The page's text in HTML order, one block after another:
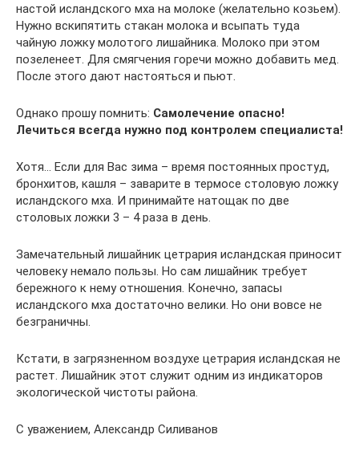
настой исландского мха на молоке (желательно козьем).
Нужно вскипятить стакан молока и всыпать туда
чайную ложку молотого лишайника. Молоко при этом
позеленеет. Для смягчения горечи можно добавить мед.
После этого дают настояться и пьют.
Однако прошу помнить: Самолечение опасно!
Лечиться всегда нужно под контролем специалиста!
Хотя… Если для Вас зима – время постоянных простуд,
бронхитов, кашля – заварите в термосе столовую ложку
исландского мха. И принимайте натощак по две
столовых ложки 3 – 4 раза в день.
Замечательный лишайник цетрария исландская приносит
человеку немало пользы. Но сам лишайник требует
бережного к нему отношения. Конечно, запасы
исландского мха достаточно велики. Но они вовсе не
безграничны.
Кстати, в загрязненном воздухе цетрария исландская не
растет. Лишайник этот служит одним из индикаторов
экологической чистоты района.
С уважением, Александр Силиванов